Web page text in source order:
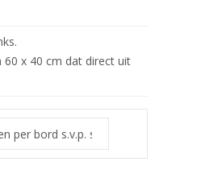
x 40 cm dat direct uit